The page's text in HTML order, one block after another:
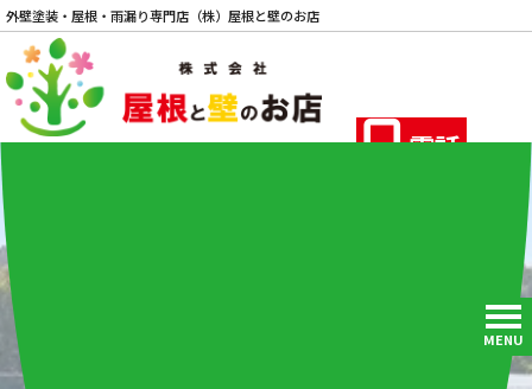
外壁塗装・屋根・雨漏り専門店（株）屋根と壁のお店
電話
MENU